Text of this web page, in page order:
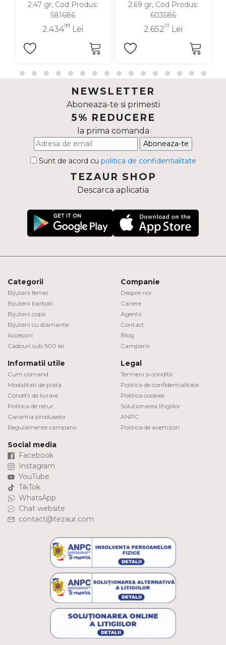
2.47 gr, Cod Produs:
581686
2.43499Lei
2.69 gr, Cod Produs:
603586
2.65201 Lei
NEWSLETTER
Aboneaza-te si primesti
5% REDUCERE
la prima comanda
Aboneaza-te
Sunt de acord cu politica de confidentialitate
TEZAUR SHOP
Descarca aplicatia
Categorii
Bijuterii femei
Bijuterii barbati
Bijuterii copii
Bijuterii cu diamante
Accesorii
Cadouri sub 500 lei
Companie
Despre noi
Cariere
Agentii
Contact
Blog
Campanii
Informatii utile
Cum comand
Modalitati de plata
Conditii de livrare
Politica de retur
Garantia produselor
Regulamente campanii
Legal
Termeni si conditii
Politica de confidentialitate
Politica cookies
Solutionarea litigiilor
ANPC
Politica de avertizori
Social media
Facebook
Instagram
YouTube
TikTok
WhatsApp
Chat website
contact@tezaur.com